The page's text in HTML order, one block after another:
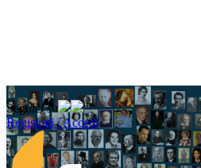
Seguici su
Registrati / Accedi